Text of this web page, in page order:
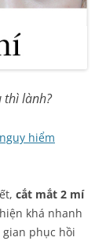
thì lành?
hiểm
cắt mắt 2 mí
khá nhanh
phục hồi